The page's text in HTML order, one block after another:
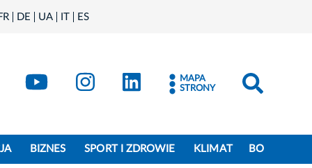
DE UA IT ES
- X
Kraków - YouTube
Kraków - Instagram
Kraków - LinkedIn
MAPA
STRONY
BIZNES SPORT I ZDROWIE KLIMAT BO